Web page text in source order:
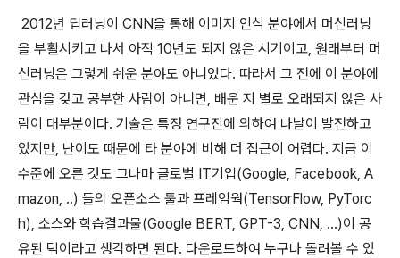
2012년 딥러닝이 CNN을 통해 이미지 인식 분야에서 머신러닝
을 부활시키고 나서 아직 10년도 되지 않은 시기이고, 원래부터 머
신러닝은 그렇게 쉬운 분야도 아니었다. 따라서 그 전에 이 분야에
관심을 갖고 공부한 사람이 아니면, 배운 지 별로 오래되지 않은 사
람이 대부분이다. 기술은 특정 연구진에 의하여 나날이 발전하고
있지만, 난이도 때문에 타 분야에 비해 더 접근이 어렵다. 지금 이
수준에 오른 것도 그나마 글로벌 IT기업(Google, Facebook, A
mazon, ..) 들의 오픈소스 툴과 프레임웍(TensorFlow, PyTorc
h), 소스와 학습결과물(Google BERT, GPT-3, CNN, ...)이 공
유된 덕이라고 생각하면 된다. 다운로드하여 누구나 돌려볼 수 있